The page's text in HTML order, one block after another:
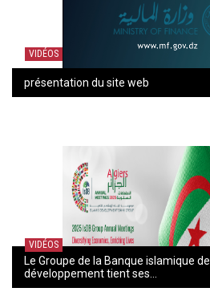
VIDÉOS
présentation du site web
VIDÉOS
Le Groupe de la Banque islamique de
développement tient ses...